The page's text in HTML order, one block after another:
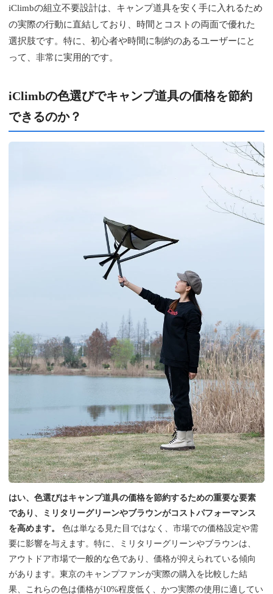
iClimbの組立不要設計は、キャンプ道具を安く手に入れるため
の実際の行動に直結しており、時間とコストの両面で優れた
選択肢です。特に、初心者や時間に制約のあるユーザーにと
って、非常に実用的です。
iClimbの色選びでキャンプ道具の価格を節約
できるのか？
はい、色選びはキャンプ道具の価格を節約するための重要な要素
であり、ミリタリーグリーンやブラウンがコストパフォーマンス
を高めます。
色は単なる見た目ではなく、市場での価格設定や需
要に影響を与えます。特に、ミリタリーグリーンやブラウンは、
アウトドア市場で一般的な色であり、価格が抑えられている傾向
があります。東京のキャンプファンが実際の購入を比較した結
果、これらの色は価格が10%程度低く、かつ実際の使用に適してい